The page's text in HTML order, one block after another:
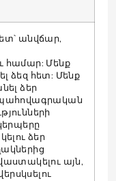
անվճար,
համար: Մենք
ձեզ հետ: Մենք
ձեր
ձեր
այն,